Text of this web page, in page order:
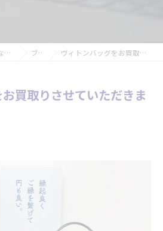
奈良県生駒市のお買取なら買取大吉 生駒北大和店 ブログ ヴィトンバッグをお買取りさせていただきました✨
買取りさせていただきま